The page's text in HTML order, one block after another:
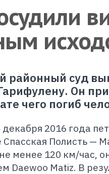
районный суд
Он
чего погиб
2016 года
Спасская Полисть —
менее 120 км/час,
Daewoo Matiz. В